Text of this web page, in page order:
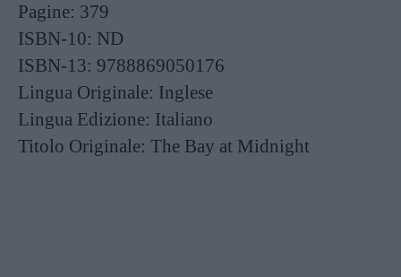
Pagine: 379
ISBN-10: ND
ISBN-13: 9788869050176
Lingua Originale: Inglese
Lingua Edizione: Italiano
Titolo Originale: The Bay at Midnight